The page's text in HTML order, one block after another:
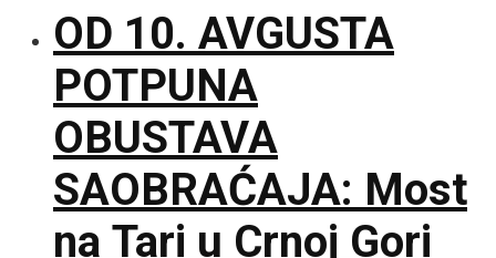
OD 10. AVGUSTA
POTPUNA
OBUSTAVA
SAOBRAĆAJA: Most
na Tari u Crnoj Gori